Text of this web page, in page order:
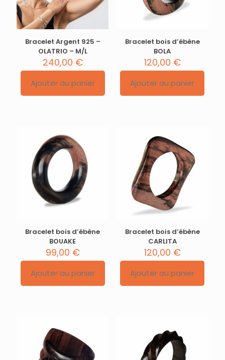
Bracelet Argent 925 –
OLATRIO – M/L
240,00 €
Ajouter au panier
Bracelet bois d’ébène
BOLA
120,00 €
Ajouter au panier
Bracelet bois d’ébène
BOUAKE
99,00 €
Ajouter au panier
Bracelet bois d’ébène
CARLITA
120,00 €
Ajouter au panier